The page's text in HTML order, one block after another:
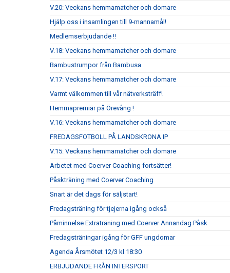
V.20: Veckans hemmamatcher och domare
Hjälp oss i insamlingen till 9-mannamål!
Medlemserbjudande !!
V.18: Veckans hemmamatcher och domare
Bambustrumpor från Bambusa
V.17: Veckans hemmamatcher och domare
Varmt välkommen till vår nätverksträff!
Hemmapremiär på Örevång !
V.16: Veckans hemmamatcher och domare
FREDAGSFOTBOLL PÅ LANDSKRONA IP
V.15: Veckans hemmamatcher och domare
Arbetet med Coerver Coaching fortsätter!
Påskträning med Coerver Coaching
Snart är det dags för säljstart!
Fredagsträning för tjejerna igång också
Påminnelse Extraträning med Coerver Annandag Påsk
Fredagsträningar igång för GFF ungdomar
Agenda Årsmötet 12/3 kl 18:30
ERBJUDANDE FRÅN INTERSPORT